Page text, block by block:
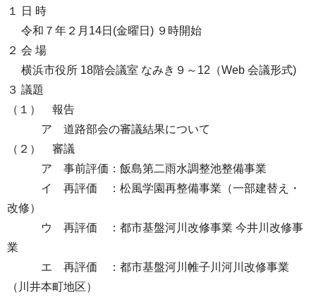
１ 日 時
令和７年２月14日(金曜日) ９時開始
２ 会 場
横浜市役所 18階会議室 なみき９～12（Web 会議形式)
３ 議題
（１） 報告
ア 道路部会の審議結果について
（２） 審議
ア 事前評価：飯島第二雨水調整池整備事業
イ 再評価 ：松風学園再整備事業（一部建替え・
改修）
ウ 再評価 ：都市基盤河川改修事業 今井川改修事
業
エ 再評価 ：都市基盤河川帷子川河川改修事業
（川井本町地区）